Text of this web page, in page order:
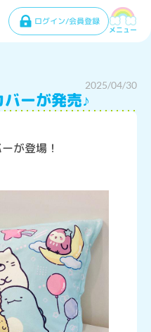
ログイン/会員登録
メニュー
2025/04/30
ーが発売♪
が登場！